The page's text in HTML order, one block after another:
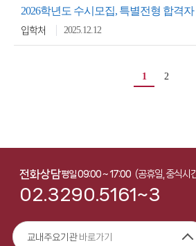
2026학년도 수시모집, 특별전형 합격
입학처 2025.12.12
1 2
전화상담평일 09:00 ~ 17:00 (공휴일, 중식시
02.3290.5161~3
교내주요기관바로가기